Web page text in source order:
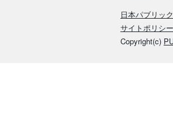
日本パブリッ
サイトポリシー
Copyright(c)